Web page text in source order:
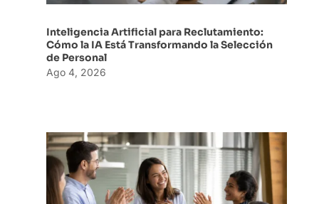
Inteligencia Artificial para Reclutamiento:
Cómo la IA Está Transformando la Selección
de Personal
Ago 4, 2026